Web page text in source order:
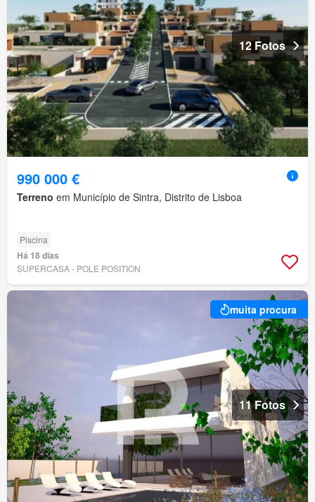
12 Fotos
990 000 €
Terreno em Município de Sintra, Distrito de Lisboa
Piscina
Há 18 dias
SUPERCASA - POLE POSITION
muita procura
11 Fotos